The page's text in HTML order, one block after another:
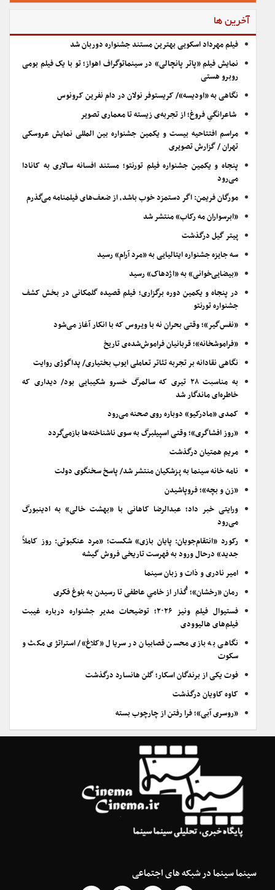
آخرین ها
فیلم مهرداد اسکویی بهترین مستند جشنواره دوربان شد
نمایش فیلم «پاتر پانچالی» در سینماتوگراف اهواز؛ تو با یک فیلم بومی
روبرو هستی
نگاهی به «اودیسه»/ کریستوفر نولان در دام نفرین کرونوس
شاعرانگیِ فروغ؛ از تجربه‌ی زیسته تا معماری تصویر
مراسم افتتاحیه بیست و یکمین جشنواره بین المللی نمایش عروسکی
تهران / گزارش تصویری
پنجاه و یکمین جشنواره فیلم تورنتو؛ مستند افسانه سالاری به کانادا
می‌رود
مورگان فریمن: اگر دستمزد خوب باشد، از ضعف‌های فیلمنامه می‌گذرم
«ابرسواران مه رکاب» منتشر شد
پیتر گیل درگذشت
سه جایزه جشنواره ایتالیایی به «مرد آرام» رسید
«بیضایی‌خوانی» به «اژدهاک» رسید
در پنجاه و یکمین دوره برگزاری؛ فیلم قصیده گلمکانی در بخش کشف
جشنواره تورنتو
«نفس‌گیر»؛ وقتی بحران نه با ویروس که با انکار آغاز می‌شود
«فراموشخانه»؛ قربانیان فراموش‌شده‌ی تاریخ
نگاهی نقادانه بر تجربه تئاتر تعاملی ایوب بختیاری/ پداگوژی روایت
به مناسبت ۲۸ تیری که سالمرگ خسرو شکیبایی بود/ دیداری که
خاطره‌ای ماندگار شد
کمدی «مادرکیو» دوباره روی صحنه می‌رود
«روز افشاگری»؛ وقتی اسپیلبرگ به سوی ناشناخته‌ها بازمی‌گردد
مریم همتیان درگذشت
نامه خانه سینما به پزشکیان منتشر شد/ پاسخ سخنگوی دولت
«زن و بچه»؛ فروپاشیدن
ورایتی خبر داد؛ عبدالرضا کاهانی با «بهشت خالی» به ادینبورگ
می‌رود
رکورد «انتقام‌جویان: پایان بازی» شکست؛ «مرد عنکبوتی: روز کاملاً
جدید» درحال ورود به فهرست تاریخی فروش گیشه
امیر نادری و ذات و زبان سینما
رمان «رخشان»؛ گُذار از خامیِ عاطفی تا رسیدن به بلوغ فکری
فستیوال فیلم ونیز ۲۰۲۶؛ توضیحات مدیر جشنواره درباره غیبت
فیلم‌های هالیوودی
نگاهی به بازی محسن قصابیان در سریال «کلاغ»/ استراتژی مکث و
سکوت
فوت یکی از برندگان اسکار؛ گلن هانسارد درگذشت
کاوه کاویان درگذشت
«روسری آبی»؛ فرا رفتن از چارچوب بسته
سینما سینما در شبکه های اجتماعی